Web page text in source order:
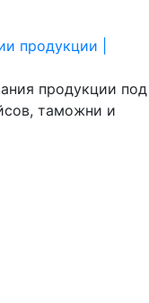
продукции под
таможни и